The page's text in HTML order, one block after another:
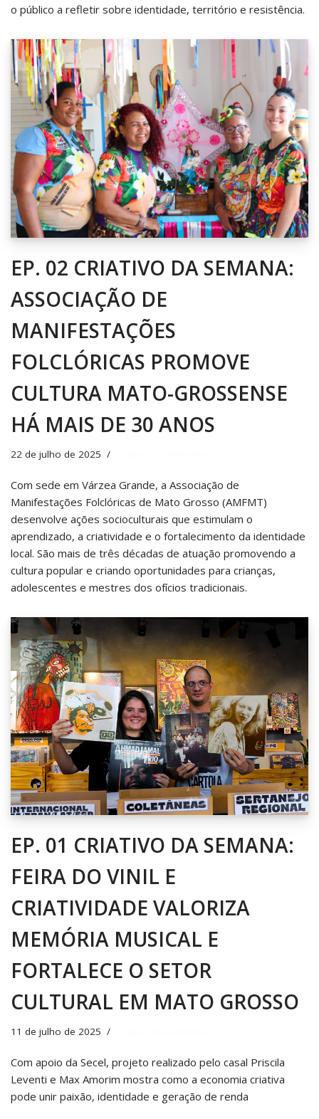
o público a refletir sobre identidade, território e resistência.
EP. 02 CRIATIVO DA SEMANA:
ASSOCIAÇÃO DE
MANIFESTAÇÕES
FOLCLÓRICAS PROMOVE
CULTURA MATO-GROSSENSE
HÁ MAIS DE 30 ANOS
22 de julho de 2025
Com sede em Várzea Grande, a Associação de
Manifestações Folclóricas de Mato Grosso (AMFMT)
desenvolve ações socioculturais que estimulam o
aprendizado, a criatividade e o fortalecimento da identidade
local. São mais de três décadas de atuação promovendo a
cultura popular e criando oportunidades para crianças,
adolescentes e mestres dos ofícios tradicionais.
EP. 01 CRIATIVO DA SEMANA:
FEIRA DO VINIL E
CRIATIVIDADE VALORIZA
MEMÓRIA MUSICAL E
FORTALECE O SETOR
CULTURAL EM MATO GROSSO
11 de julho de 2025
Com apoio da Secel, projeto realizado pelo casal Priscila
Leventi e Max Amorim mostra como a economia criativa
pode unir paixão, identidade e geração de renda